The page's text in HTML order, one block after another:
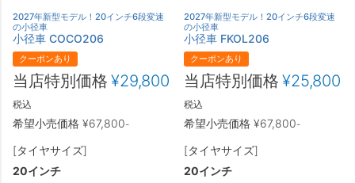
2027年新型モデル！20インチ6段変速
の小径車
小径車 COCO206
クーポンあり
希望小売価格 ¥67,800-
当店特別価格 ¥29,800
税込
[タイヤサイズ]
20インチ
2027年新型モデル！20インチ6段変速
の小径車
小径車 FKOL206
クーポンあり
希望小売価格 ¥67,800-
当店特別価格 ¥25,800
税込
[タイヤサイズ]
20インチ